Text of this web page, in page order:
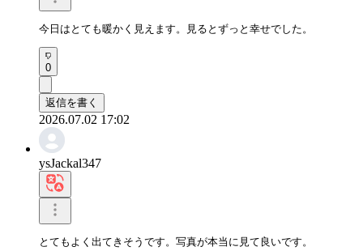
今日はとても暖かく見えます。見るとずっと幸せでした。
0
返信を書く
2026.07.02 17:02
ysJackal347
とてもよく出てきそうです。写真が本当に見て良いです。